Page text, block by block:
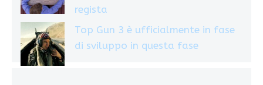
regista
Top Gun 3 è ufficialmente in fase
di sviluppo in questa fase